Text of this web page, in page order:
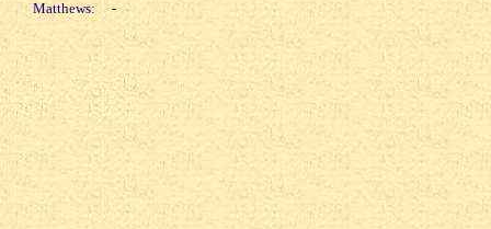
Matthews: -